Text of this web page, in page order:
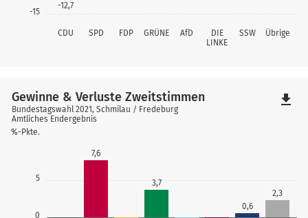
-15
CDU SPD FDP GRÜNE AfD
DIE
LINKE
SSW Übrige
-12,7
0
5
%-Pkte.
7,6
3,7
0,6
2,3
Gewinne & Verluste Zweitstimmen
Bundestagswahl 2021, Schmilau / Fredeburg
Amtliches Endergebnis
file_download